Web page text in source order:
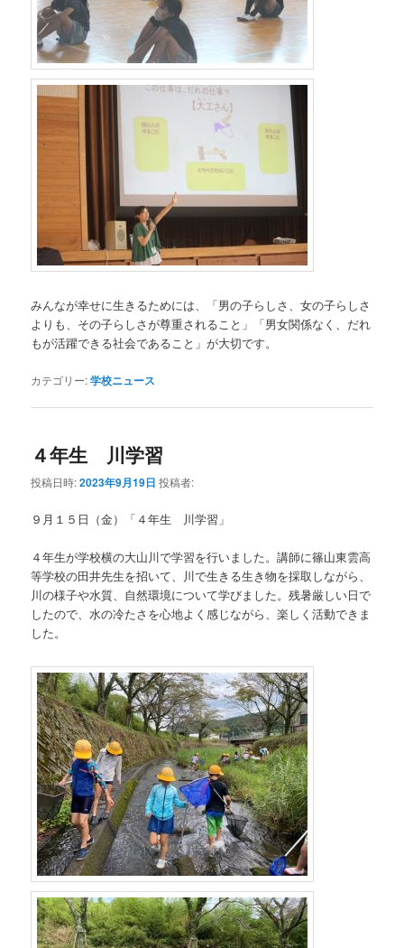
みんなが幸せに生きるためには、「男の子らしさ、女の子らしさ
よりも、その子らしさが尊重されること」「男女関係なく、だれ
もが活躍できる社会であること」が大切です。
カテゴリー:学校ニュース
４年生 川学習
投稿日時:2023年9月19日 投稿者:
９月１５日（金）「４年生 川学習」
４年生が学校横の大山川で学習を行いました。講師に篠山東雲高
等学校の田井先生を招いて、川で生きる生き物を採取しながら、
川の様子や水質、自然環境について学びました。残暑厳しい日で
したので、水の冷たさを心地よく感じながら、楽しく活動できま
した。